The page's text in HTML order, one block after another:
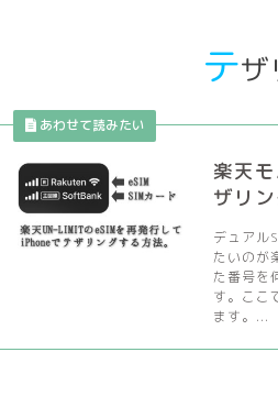
テザ
楽天
ザリ
デュアル
たいのが
た番号を
す。ここ
ます。...